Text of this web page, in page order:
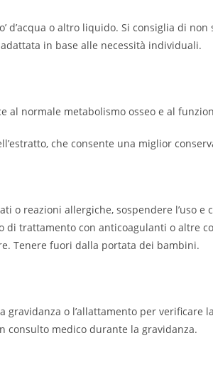
d’acqua o altro liquido. Si consiglia di
in base alle necessità individuali.
al normale metabolismo osseo e al
che consente una miglior
o reazioni allergiche, sospendere l’uso
di trattamento con anticoagulanti o altre
Tenere fuori dalla portata dei bambini.
o l’allattamento per verificare
consulto medico durante la gravidanza.